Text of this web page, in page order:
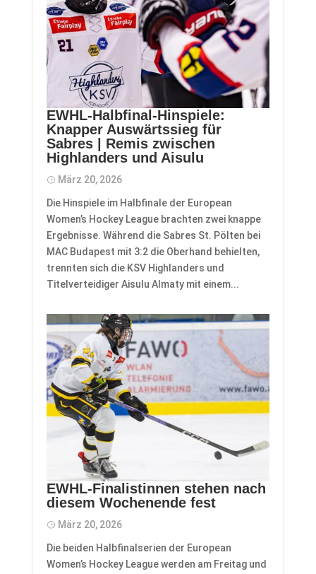
EWHL-Halbfinal-Hinspiele:
Knapper Auswärtssieg für
Sabres | Remis zwischen
Highlanders und Aisulu
März 20, 2026
Die Hinspiele im Halbfinale der European
Women’s Hockey League brachten zwei knappe
Ergebnisse. Während die Sabres St. Pölten bei
MAC Budapest mit 3:2 die Oberhand behielten,
trennten sich die KSV Highlanders und
Titelverteidiger Aisulu Almaty mit einem...
EWHL-Finalistinnen stehen nach
diesem Wochenende fest
März 20, 2026
Die beiden Halbfinalserien der European
Women’s Hockey League werden am Freitag und